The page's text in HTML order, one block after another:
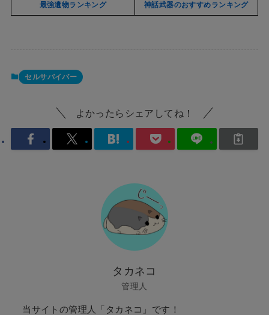
最強遺物ランキング 神話武器のおすすめランキング
セルサバイバー
よかったらシェアしてね！
タカネコ
管理人
当サイトの管理人「タカネコ」です！